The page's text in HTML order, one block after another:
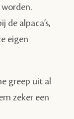
de alpaca’s,
eigen
greep uit al
zeker een